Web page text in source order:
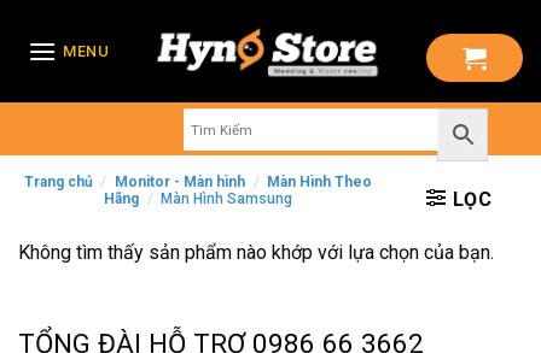
MENU
Trang chủ / Monitor - Màn hình /
Màn Hình Theo
Hãng / Màn Hình Samsung LỌC
Không tìm thấy sản phẩm nào khớp với lựa chọn của bạn.
TỔNG ĐÀI HỖ TRỢ 0986 66 3662